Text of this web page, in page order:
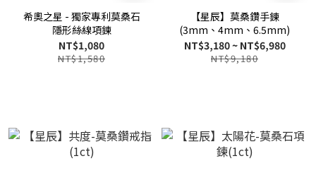
希奧之星 - 獨家專利莫桑石
隱形絲線項鍊
NT$1,080
NT$1,580
【星辰】莫桑鑽手鍊
(3mm、4mm、6.5mm)
NT$3,180 ~ NT$6,980
NT$9,180